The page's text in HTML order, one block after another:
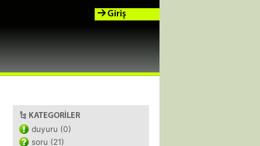
Giriş
KATEGORILER
duyuru (0)
soru (21)